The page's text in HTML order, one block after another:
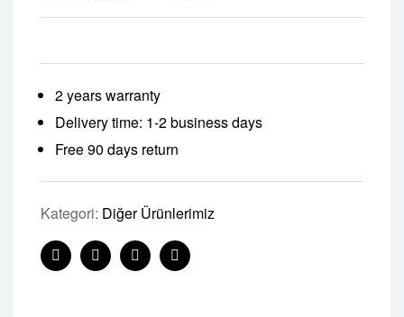
2 years warranty
Delivery time: 1-2 business days
Free 90 days return
Kategori: Diğer Ürünlerimiz
FacebookTwitterLinkedinPinterest